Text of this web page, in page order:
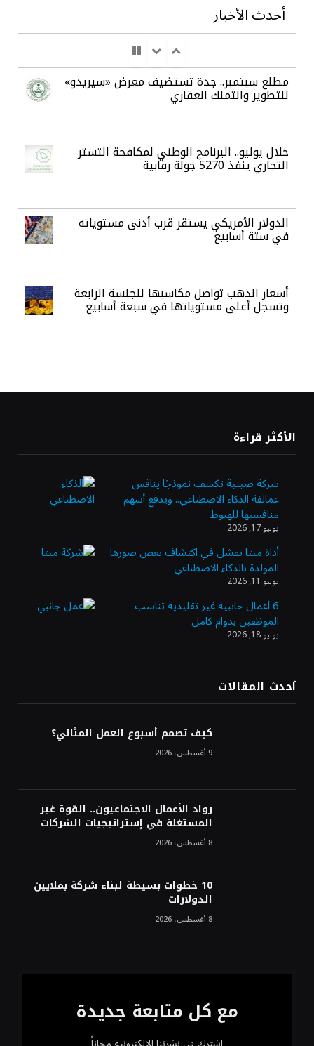
أحدث الأخبار
مطلع سبتمبر.. جدة تستضيف معرض «سيريدو»
للتطوير والتملك العقاري
خلال يوليو.. البرنامج الوطني لمكافحة التستر
التجاري ينفذ 5270 جولة رقابية
الدولار الأمريكي يستقر قرب أدنى مستوياته
في ستة أسابيع
أسعار الذهب تواصل مكاسبها للجلسة الرابعة
وتسجل أعلى مستوياتها في سبعة أسابيع
«طيران الرياض» يدشن أولى رحلاته إلى مومباي
ويضيف الوجهة التشغيلية الثامنة
وزير الاستثمار: الموافقة على رخصة مزاولة
الأنشطة المالية عابرة الحدود تطوير للبيئة
الاستثمارية
الذهب يسجل أعلى مستوى في أسبوعين بدعم
من تراجع الدولار
الدولار الأمريكي يتراجع قرب أدنى مستوياته
ترقب تطورات الوساطة بشأن الحرب
الأكثر قراءة
شركة صينية تكشف نموذجًا ينافس
عمالقة الذكاء الاصطناعي.. ويدفع أسهم
منافسيها للهبوط
يوليو 17, 2026
أداة ميتا تفشل في اكتشاف بعض صورها
المولدة بالذكاء الاصطناعي
يوليو 11, 2026
6 أعمال جانبية غير تقليدية تناسب
الموظفين بدوام كامل
يوليو 18, 2026
أحدث المقالات
كيف تصمم أسبوع العمل المثالي؟
9 أغسطس، 2026
رواد الأعمال الاجتماعيون.. القوة غير
المستغلة في إستراتيجيات الشركات
8 أغسطس، 2026
10 خطوات بسيطة لبناء شركة بملايين
الدولارات
8 أغسطس، 2026
مع كل متابعة جديدة